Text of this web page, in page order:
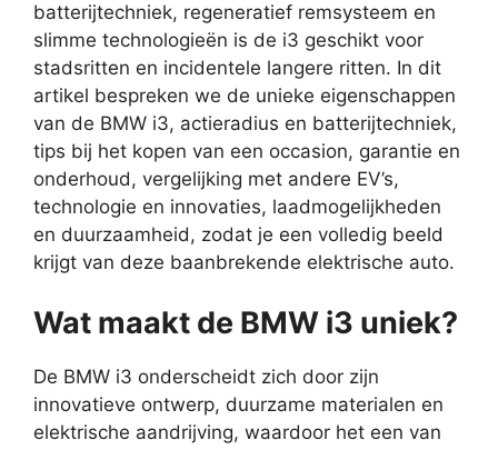
batterijtechniek, regeneratief remsysteem en
slimme technologieën is de i3 geschikt voor
stadsritten en incidentele langere ritten. In dit
artikel bespreken we de unieke eigenschappen
van de BMW i3, actieradius en batterijtechniek,
tips bij het kopen van een occasion, garantie en
onderhoud, vergelijking met andere EV’s,
technologie en innovaties, laadmogelijkheden
en duurzaamheid, zodat je een volledig beeld
krijgt van deze baanbrekende elektrische auto.
Wat maakt de BMW i3 uniek?
De BMW i3 onderscheidt zich door zijn
innovatieve ontwerp, duurzame materialen en
elektrische aandrijving, waardoor het een van